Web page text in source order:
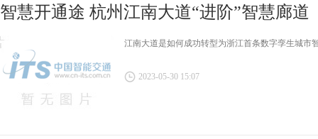
智慧开通途 杭州江南大道“进阶”智慧廊道
江南大道是如何成功转型为浙江首条数字孪生城市
2023-05-30 15:07